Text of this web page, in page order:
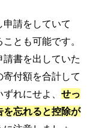
請をしていて
とも可能です。
書を出していた
付額を合計して
ずれにせよ、せっ
を忘れると控除が